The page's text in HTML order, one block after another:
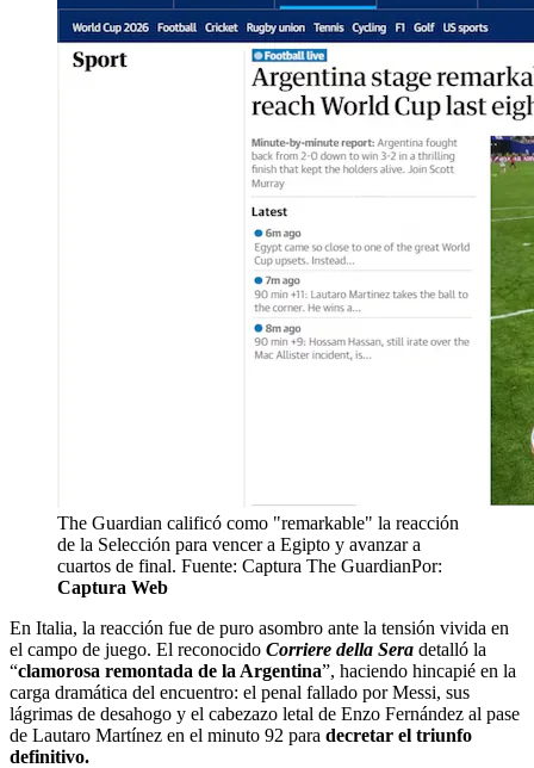
The Guardian calificó como "remarkable" la reacción
de la Selección para vencer a Egipto y avanzar a
cuartos de final. Fuente: Captura The GuardianPor:
Captura Web
En Italia, la reacción fue de puro asombro ante la tensión vivida en
el campo de juego. El reconocido Corriere della Sera detalló la
“clamorosa remontada de la Argentina”, haciendo hincapié en la
carga dramática del encuentro: el penal fallado por Messi, sus
lágrimas de desahogo y el cabezazo letal de Enzo Fernández al pase
de Lautaro Martínez en el minuto 92 para decretar el triunfo
definitivo.